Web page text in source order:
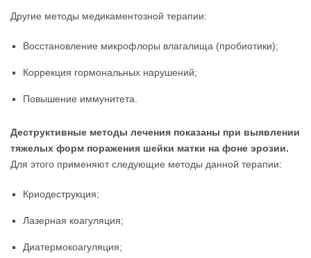
Другие методы медикаментозной терапии:
Восстановление микрофлоры влагалища (пробиотики);
Коррекция гормональных нарушений;
Повышение иммунитета.
Деструктивные методы лечения показаны при выявлении
тяжелых форм поражения шейки матки на фоне эрозии.
Для этого применяют следующие методы данной терапии:
Криодеструкция;
Лазерная коагуляция;
Диатермокоагуляция;